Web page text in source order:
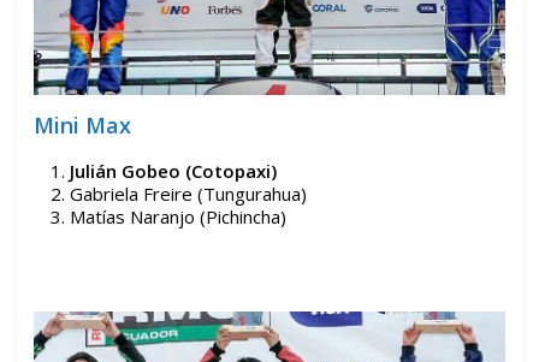
Mini Max
Julián Gobeo (Cotopaxi)
Gabriela Freire (Tungurahua)
Matías Naranjo (Pichincha)